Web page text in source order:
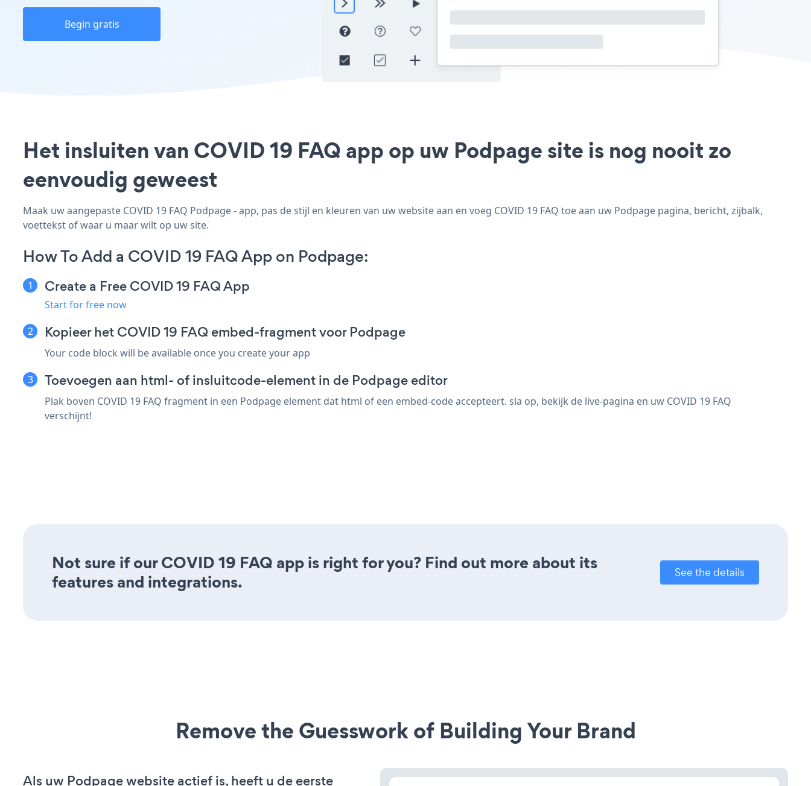
Begin gratis
Het insluiten van COVID 19 FAQ app op uw Podpage site is nog nooit zo
eenvoudig geweest
Maak uw aangepaste COVID 19 FAQ Podpage - app, pas de stijl en kleuren van uw website aan en voeg COVID 19 FAQ toe aan uw Podpage pagina, bericht, zijbalk,
voettekst of waar u maar wilt op uw site.
How To Add a COVID 19 FAQ App on Podpage:
Create a Free COVID 19 FAQ App
Start for free now
Kopieer het COVID 19 FAQ embed-fragment voor Podpage
Your code block will be available once you create your app
Toevoegen aan html- of insluitcode-element in de Podpage editor
Plak boven COVID 19 FAQ fragment in een Podpage element dat html of een embed-code accepteert. sla op, bekijk de live-pagina en uw COVID 19 FAQ
verschijnt!
Not sure if our COVID 19 FAQ app is right for you? Find out more about its
features and integrations.
See the details
Remove the Guesswork of Building Your Brand
Als uw Podpage website actief is, heeft u de eerste